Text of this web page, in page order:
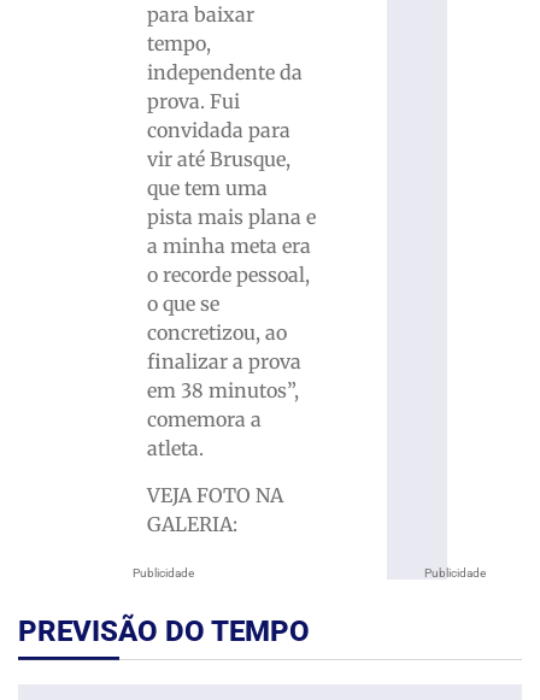
Publicidade
para baixar
tempo,
independente da
prova. Fui
convidada para
vir até Brusque,
que tem uma
pista mais plana e
a minha meta era
o recorde pessoal,
o que se
concretizou, ao
finalizar a prova
em 38 minutos”,
comemora a
atleta.
VEJA FOTO NA
GALERIA:
Publicidade
PREVISÃO DO TEMPO